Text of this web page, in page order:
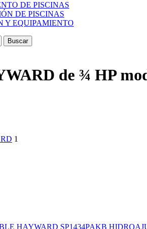
DE PISCINAS
DE PISCINAS
Y EQUIPAMIENTO
Buscar
de ¾ HP
1